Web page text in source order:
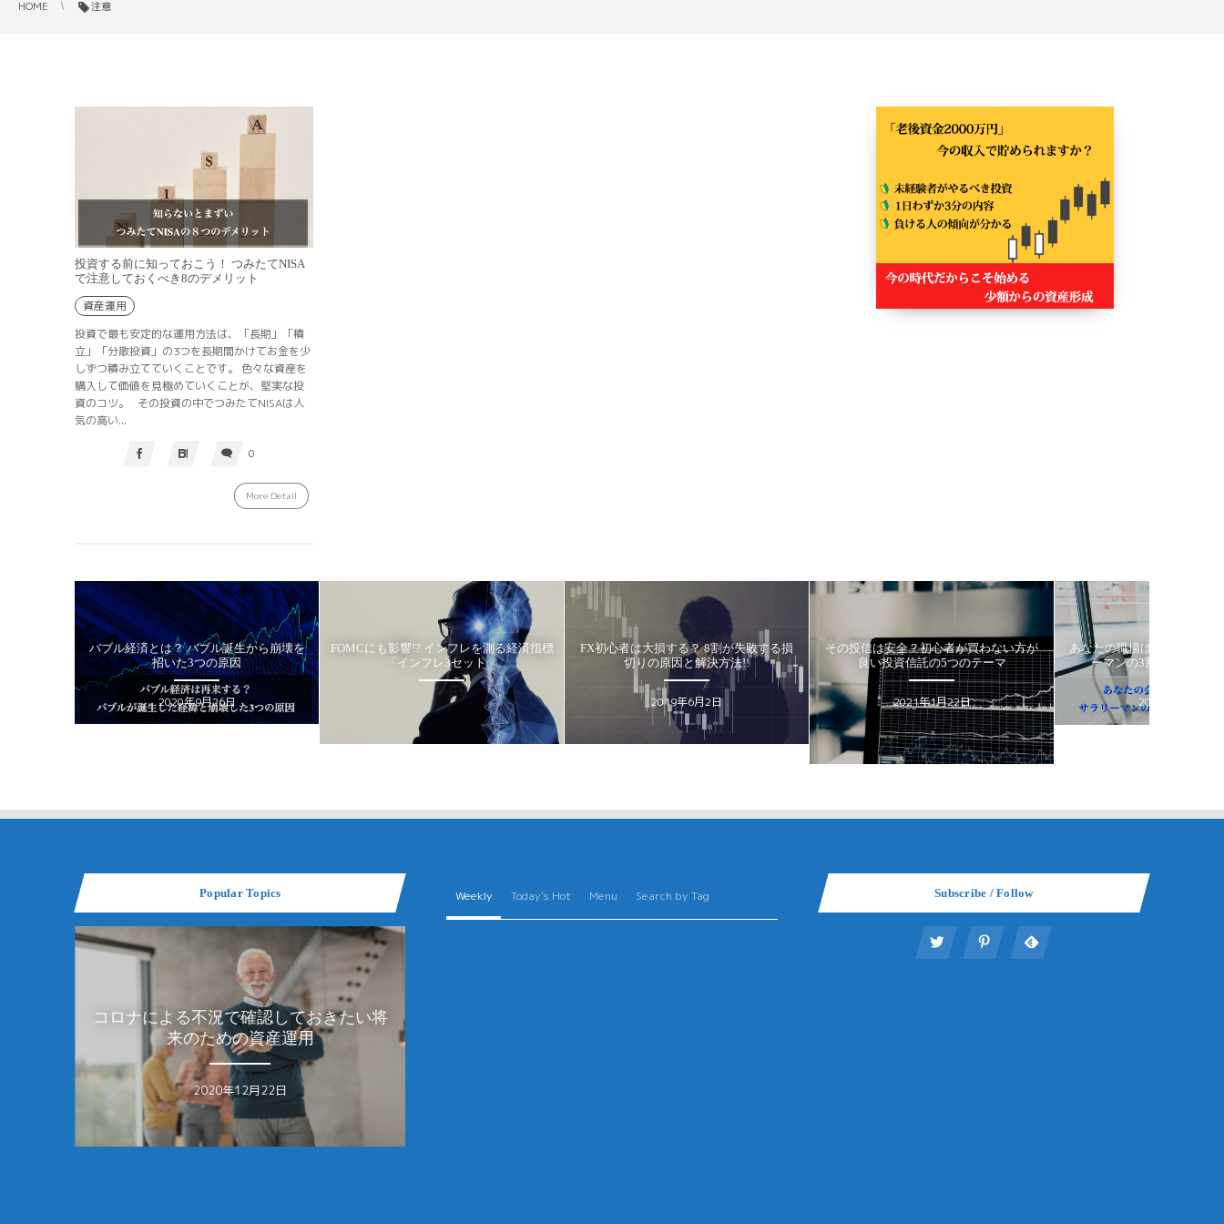
HOME 注意
投資する前に知っておこう！ つみたてNISA
で注意しておくべき8のデメリット
資産運用
投資で最も安定的な運用方法は、「長期」「積
立」「分散投資」の3つを長期間かけてお金を少
しずつ積み立てていくことです。 色々な資産を
購入して価値を見極めていくことが、堅実な投
資のコツ。 その投資の中でつみたてNISAは人
気の高い...
0
More Detail
バブル経済とは？ バブル誕生から崩壊を
招いた3つの原因
2020年9月26日
HAKUMA
FOMCにも影響!? インフレを測る経済指標
「インフレ3セット」
FX初心者は大損する？ 8割が失敗する損
切りの原因と解決方法!!
HAKUMA
その投信は安全？初心者が買わない方が
良い投資信託の5つのテーマ
2021年1月22日
Suru
あなたの職場はブラック企業か？ サラリ
ーマンの3割が不満を感じる理由
2020年5月15日
Suru
Popular Topics
コロナによる不況で確認しておきたい将
来のための資産運用
2020年12月22日
HAKUMA
女性の4割が資産運用の必要性を感じて
る？女性に人気の投資ランキング
Weekly Today's Hot Menu Search by Tag Subscribe / Follow